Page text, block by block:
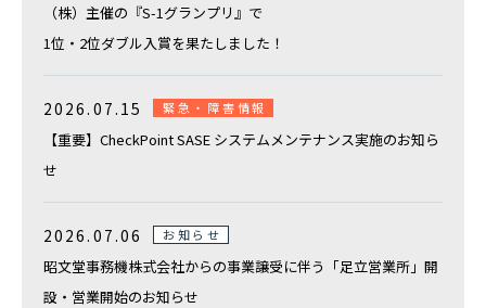
その他のお問合せ
弊社の採用やIRに関するお問い合わせ
0120-739-019
（株）主催の『S-1グランプリ』で
1位・2位ダブル入賞を果たしました！
2026.07.15 緊急・障害情報
【重要】CheckPoint SASE システムメンテナンス実施のお知ら
せ
2026.07.06 お知らせ
昭文堂事務機株式会社からの事業譲受に伴う「足立営業所」開
設・営業開始のお知らせ